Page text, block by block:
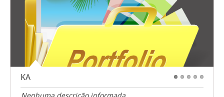
KA
Nenhuma descrição informada